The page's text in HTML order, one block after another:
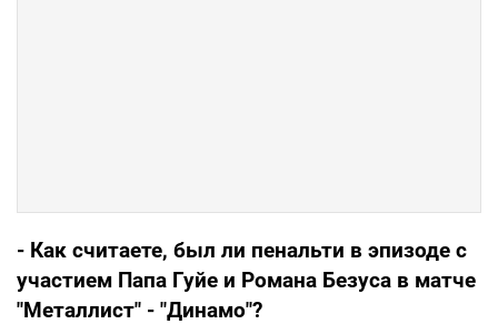
- Как считаете, был ли пенальти в эпизоде с
участием Папа Гуйе и Романа Безуса в матче
"Металлист" - "Динамо"?